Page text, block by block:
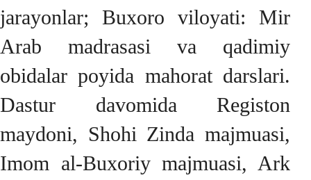
jarayonlar; Buxoro viloyati: Mir
Arab madrasasi va qadimiy
obidalar poyida mahorat darslari.
Dastur davomida Registon
maydoni, Shohi Zinda majmuasi,
Imom al-Buxoriy majmuasi, Ark